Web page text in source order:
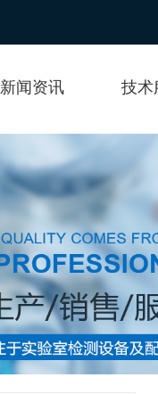
新闻资讯 技术